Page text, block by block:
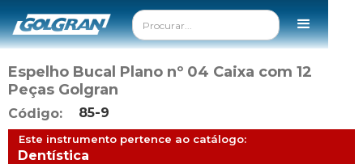
Espelho Bucal Plano nº 04 Caixa com 12
Peças Golgran
Código: 85-9
Este instrumento pertence ao catálogo:
Dentística